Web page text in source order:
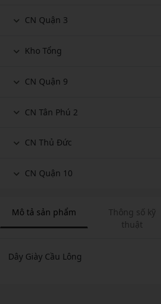
CN Quận 3
Kho Tổng
CN Quận 9
CN Tân Phú 2
CN Thủ Đức
CN Quận 10
Mô tả sản phẩm
Thông số kỹ
thuật
Dây Giày Cầu Lông